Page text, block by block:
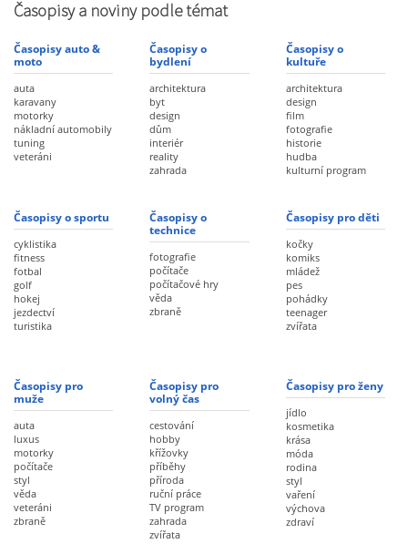
Časopisy a noviny podle témat
Časopisy auto &
moto
auta
karavany
motorky
nákladní automobily
tuning
veteráni
Časopisy o
bydlení
architektura
byt
design
dům
interiér
reality
zahrada
Časopisy o
kultuře
architektura
design
film
fotografie
historie
hudba
kulturní program
Časopisy o sportu
cyklistika
fitness
fotbal
golf
hokej
jezdectví
turistika
Časopisy o
technice
fotografie
počítače
počítačové hry
věda
zbraně
Časopisy pro děti
kočky
komiks
mládež
pes
pohádky
teenager
zvířata
Časopisy pro
muže
auta
luxus
motorky
počítače
styl
věda
veteráni
zbraně
Časopisy pro
volný čas
cestování
hobby
křížovky
příběhy
příroda
ruční práce
TV program
zahrada
zvířata
Časopisy pro ženy
jídlo
kosmetika
krása
móda
rodina
styl
vaření
výchova
zdraví